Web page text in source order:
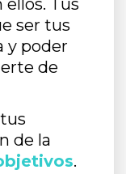
Tus
ser tus
y poder
de
de la
.